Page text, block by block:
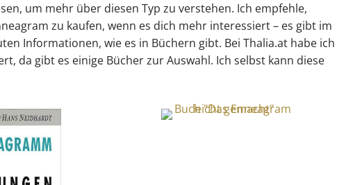
um mehr über diesen Typ zu verstehen. Ich empfehle,
zu kaufen, wenn es dich mehr interessiert – es gibt im
Informationen, wie es in Büchern gibt. Bei Thalia.at habe ich
da gibt es einige Bücher zur Auswahl. Ich selbst kann diese